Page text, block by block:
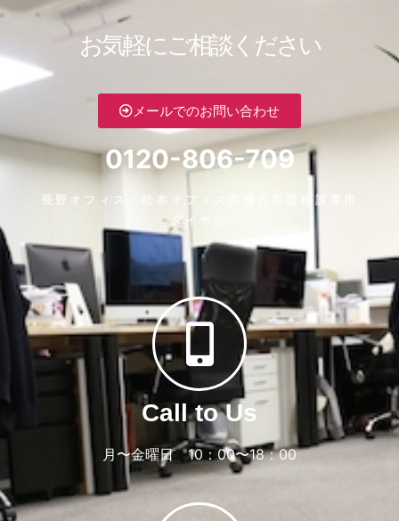
お気軽にご相談ください
メールでのお問い合わせ
0120-806-709
長野オフィス・松本オフィス共通お客様相談専用
ダイヤル
Call to Us
月〜金曜日 10：00〜18：00